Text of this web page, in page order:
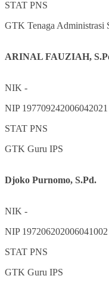
STAT PNS
GTK Tenaga Administrasi
ARINAL FAUZIAH,
NIK -
NIP 197709242006042021
STAT PNS
GTK Guru IPS
Djoko Purnomo, S.Pd.
NIK -
NIP 197206202006041002
STAT PNS
GTK Guru IPS